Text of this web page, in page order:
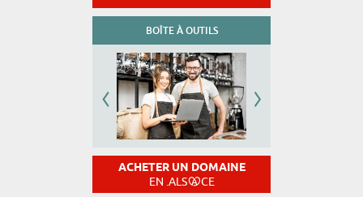
BOÎTE À OUTILS
ACHETER UN DOMAINE
EN .ALS CE